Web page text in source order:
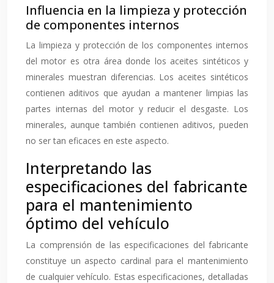
Influencia en la limpieza y protección
de componentes internos
La limpieza y protección de los componentes internos
del motor es otra área donde los aceites sintéticos y
minerales muestran diferencias. Los aceites sintéticos
contienen aditivos que ayudan a mantener limpias las
partes internas del motor y reducir el desgaste. Los
minerales, aunque también contienen aditivos, pueden
no ser tan eficaces en este aspecto.
Interpretando las
especificaciones del fabricante
para el mantenimiento
óptimo del vehículo
La comprensión de las especificaciones del fabricante
constituye un aspecto cardinal para el mantenimiento
de cualquier vehículo. Estas especificaciones, detalladas